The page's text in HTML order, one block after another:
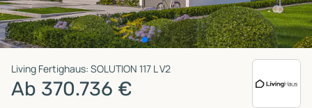
Living Fertighaus: SOLUTION 117 L V2
Ab 370.736 €